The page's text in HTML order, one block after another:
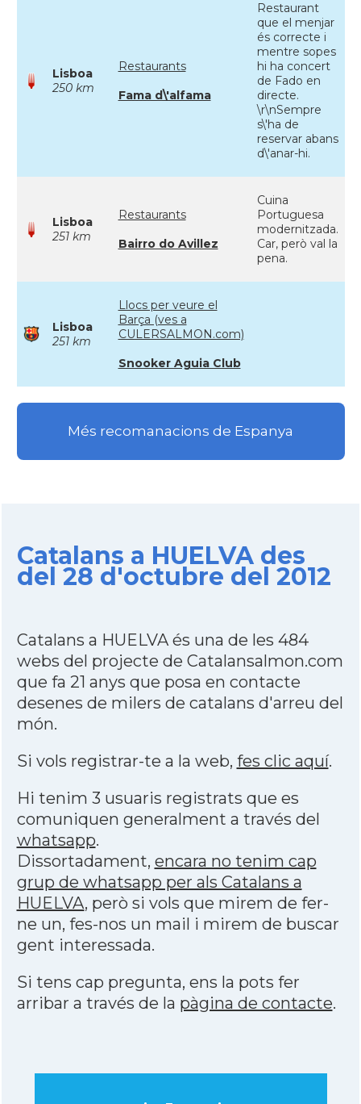
Lisboa
250 km
Restaurants
Fama d\'alfama
Restaurant
que el menjar
és correcte i
mentre sopes
hi ha concert
de Fado en
directe.
\r\nSempre
s\'ha de
reservar abans
d\'anar-hi.
Lisboa
251 km
Restaurants
Bairro do Avillez
Cuina
Portuguesa
modernitzada.
Car, però val la
pena.
Lisboa
251 km
Llocs per veure el
Barça (ves a
CULERSALMON.com)
Snooker Aguia Club
Més recomanacions de Espanya
Catalans a HUELVA des
del 28 d'octubre del 2012
Catalans a HUELVA és una de les 484
webs del projecte de Catalansalmon.com
que fa 21 anys que posa en contacte
desenes de milers de catalans d'arreu del
món.
Si vols registrar-te a la web, fes clic aquí.
Hi tenim 3 usuaris registrats que es
comuniquen generalment a través del
whatsapp.
Dissortadament, encara no tenim cap
grup de whatsapp per als Catalans a
HUELVA, però si vols que mirem de fer-
ne un, fes-nos un mail i mirem de buscar
gent interessada.
Si tens cap pregunta, ens la pots fer
arribar a través de la pàgina de contacte.